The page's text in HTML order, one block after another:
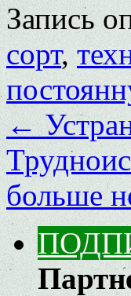
Запись
сорт,
←
больше